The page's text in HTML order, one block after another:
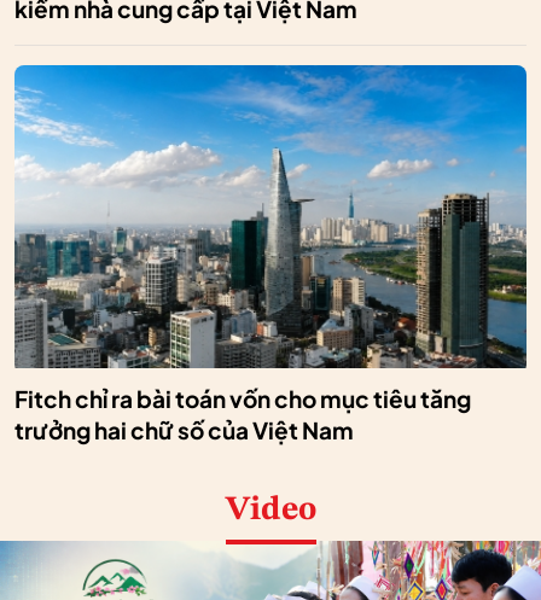
kiếm nhà cung cấp tại Việt Nam
Fitch chỉ ra bài toán vốn cho mục tiêu tăng
trưởng hai chữ số của Việt Nam
Video